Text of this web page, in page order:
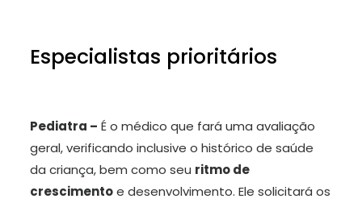
Especialistas prioritários
Pediatra – É o médico que fará uma avaliação
geral, verificando inclusive o histórico de saúde
da criança, bem como seu ritmo de
crescimentoe desenvolvimento. Ele solicitará os